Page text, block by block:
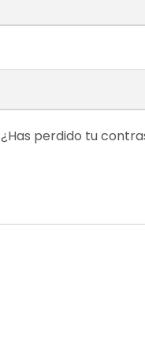
¿Has perdido tu